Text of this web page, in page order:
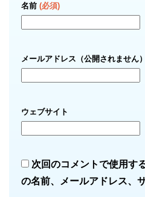
名前 (必須)
メールアドレス（公開されません）
ウェブサイト
次回のコメントで使用す
の名前、メールアドレス、